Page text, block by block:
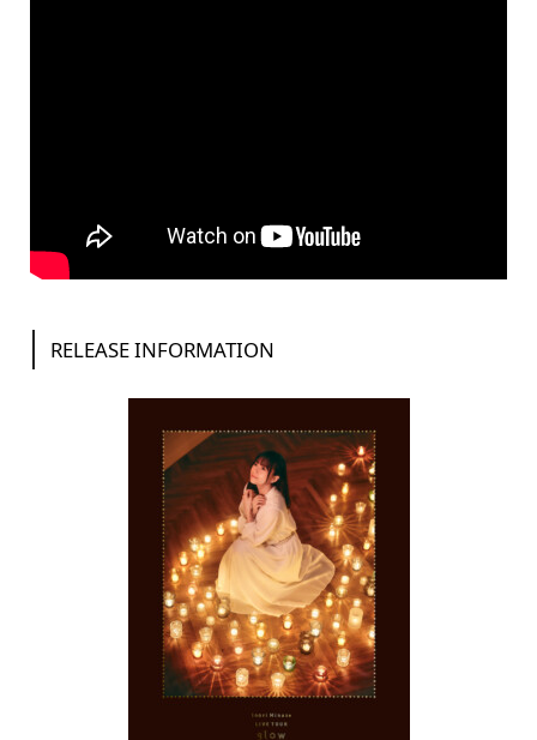
RELEASE INFORMATION